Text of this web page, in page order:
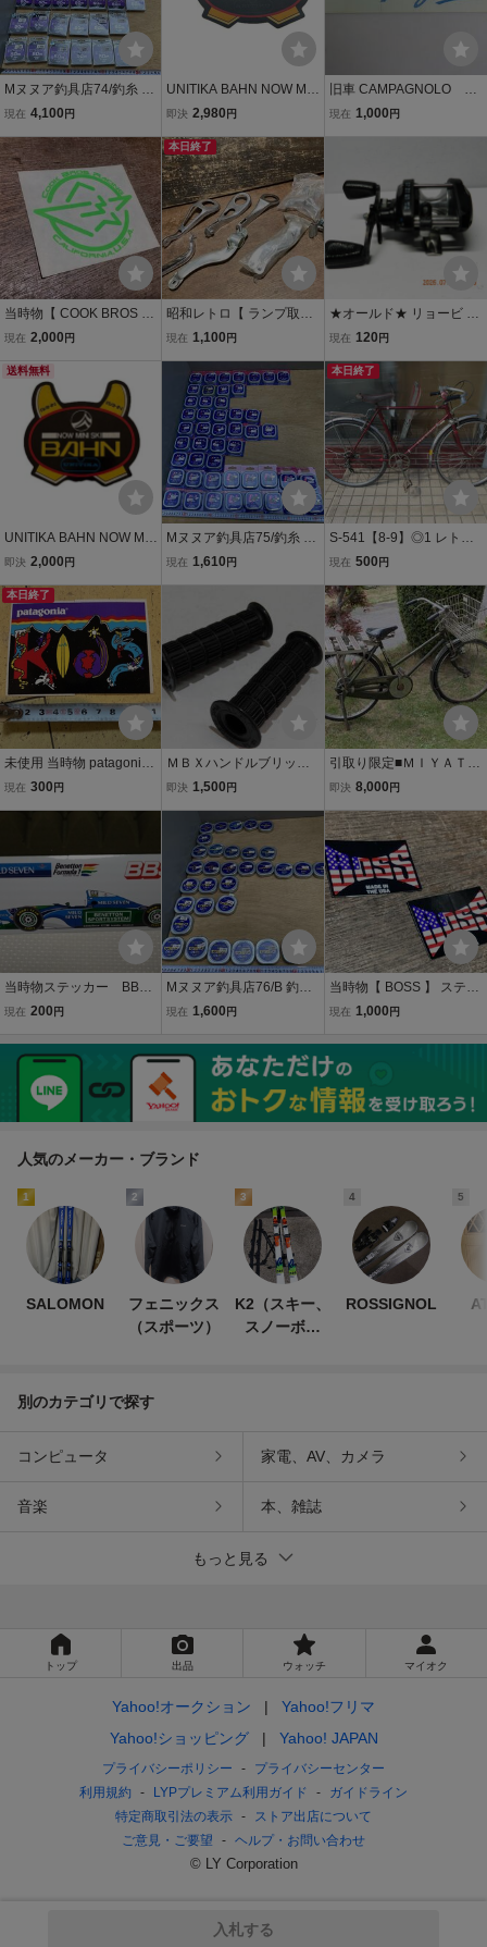
Mヌヌア釣具店74/釣糸 D
AN セラミック 0.5号~4号
ン ナイロン ハリス レトロ
未使用 店舗内保管品 当時
物 現状品
現在 4,100 円
UNITIKA BAHN NOW MIN
I SKI 当時物 ステッカー
ビンテージ ダイカット 希
少
即決 2,980 円
旧車 CAMPAGNOLO カ
ンパニョーロ ステッカ
現在 1,000 円
当時物【 COOK BROS R
ACING 】 ステッカー デ
検) VINTAGE OLD BMX O
LD MTB 昭和レトロ カス
現在 2,000 円
本日終了
昭和レトロ【 ランプ取り
付け用ステーまとめ 】 新
車 運搬車 仙台自転車 ラン
ドナー キャンピング プロ
ムナード
現在 1,100 円
★オールド★ リョービ キ
ャスプロ V-MAG 3 RYOBI
ール マグネットブレーキ
当時物 ビンテージ 釣り具
現在 120 円
送料無料
UNITIKA BAHN NOW MIN
I SKI 当時物 ステッカー
ビンテージ ダイカット 希
少
即決 2,000 円
Mヌヌア釣具店75/釣糸 ス
ターク U2 0.3号~3号 50m
管品 当時物 現状品
現在 1,610 円
本日終了
S-541【8-9】◎1 レトロ
自転車 FUJI RACER フジ
サドル付き / アンティーク
ビンテージ 当時物【7-8】
現在 500 円
本日終了
未使用 当時物 patagonia
パタゴニア kids キッズ ス
現在 300 円
ＭＢＸハンドルブリップ
当時物未使用 黒 OGK B
即決 1,500 円
引取り限定■ＭＩＹＡＴＡ
ミヤタ実用自転車 ２６イ
旧車 ビンテージ レストア
即決 8,000 円
当時物ステッカー BBS
ベネトンフォーミュラー1
現在 200 円
Mヌヌア釣具店76/B 釣糸
ダン 0.4号~5号 50m巻 ま
MICレトロ 未使用 店舗内
保管品 当時物 現状品
現在 1,600 円
当時物【 BOSS 】 ステッ
カー デカール 新品 経年保
MX OLD MTB 昭和レトロ
カスタム
現在 1,000 円
人気のメーカー・ブランド
1
SALOMON
2
フェニックス
（スポーツ）
3
K2（スキー、
スノーボー
4
ROSSIGNOL
5
別のカテゴリで探す
コンピュータ 家電、AV、カメラ
音楽 本、雑誌
もっと見る
入札する
トップ 出品 ウォッチ マイオク
Yahoo!オークション
Yahoo!フリマ
Yahoo!ショッピング
Yahoo! JAPAN
プライバシーポリシー
プライバシーセンター
利用規約
LYPプレミアム利用ガイド
ガイドライン
特定商取引法の表示
ストア出店について
ご意見・ご要望
ヘルプ・お問い合わせ
© LY Corporation